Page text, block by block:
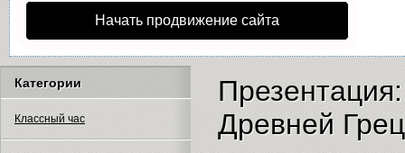
Начать продвижение сайта
Категории
Классный час
Древней